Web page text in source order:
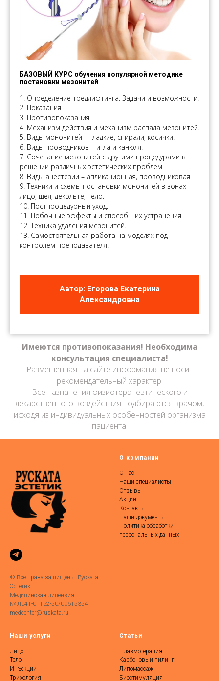
БАЗОВЫЙ КУРС обучения популярной методике
постановки мезонитей
1. Определение тредлифтинга. Задачи и возможности.
2. Показания.
3. Противопоказания.
4. Механизм действия и механизм распада мезонитей.
5. Виды мононитей – гладкие, спирали, косички.
6. Виды проводников – игла и канюля.
7. Сочетание мезонитей с другими процедурами в
решении различных эстетических проблем.
8. Виды анестезии – апликационная, проводниковая.
9. Техники и схемы постановки мононитей в зонах –
лицо, шея, декольте, тело.
10. Постпроцедурный уход.
11. Побочные эффекты и способы их устранения.
12. Техника удаления мезонитей.
13. Самостоятельная работа на моделях под
контролем преподавателя.
Автор: Егорова Екатерина
Александровна
Имеются противопоказания! Необходима
консультация специалиста!
Размещенная на сайте информация не носит
рекомендательный характер.
Все назначения физиотерапевтического и
лекарственного воздействия подбираются врачом,
исходя из индивидуальных особенностей организма
пациента.
© Все права защищены. Руската
Эстетик
Медицинская лицензия
№ Л041-01162-50/00615354
medcenter@ruskata.ru
О компании
О нас
Наши специалисты
Отзывы
Акции
Контакты
Наши документы
Политика обработки
персональных данных
Наши услуги
Лицо
Тело
Инъекции
Трихология
Статьи
Плазмотерапия
Карбоновый пилинг
Липомассаж
Биостимуляция